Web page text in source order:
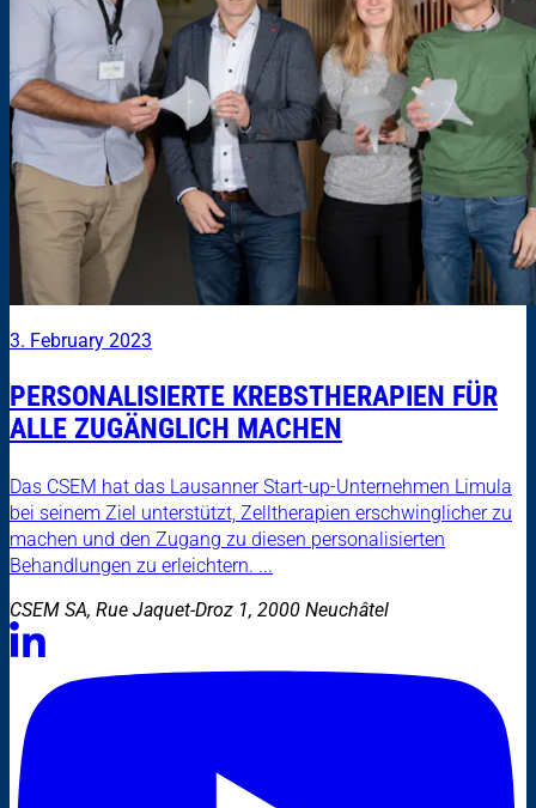
3. February 2023
PERSONALISIERTE KREBSTHERAPIEN FÜR
ALLE ZUGÄNGLICH MACHEN
Das CSEM hat das Lausanner Start-up-Unternehmen Limula
bei seinem Ziel unterstützt, Zelltherapien erschwinglicher zu
machen und den Zugang zu diesen personalisierten
Behandlungen zu erleichtern. ...
CSEM SA, Rue Jaquet-Droz 1, 2000 Neuchâtel